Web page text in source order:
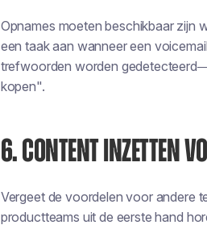
Opnames moeten beschikbaar zijn
een taak aan wanneer een
trefwoorden worden
kopen".
6. CONTENT INZETTEN
Vergeet de voordelen voor andere
productteams uit de eerste hand